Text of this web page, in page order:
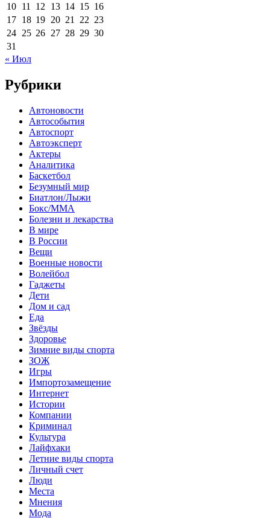
10 11 12 13 14 15 16
17 18 19 20 21 22 23
24 25 26 27 28 29 30
31
« Июл
Рубрики
Автоновости
Автособытия
Автоспорт
Автоэксперт
Актеры
Аналитика
Баскетбол
Безумный мир
Биатлон/Лыжи
Бокс/MMA
Болезни и лекарства
В мире
В России
Вещи
Военные новости
Волейбол
Гаджеты
Дети
Дом и сад
Еда
Звёзды
Здоровье
Зимние виды спорта
ЗОЖ
Игры
Импортозамещение
Интернет
Истории
Компании
Криминал
Культура
Лайфхаки
Летние виды спорта
Личный счет
Люди
Места
Мнения
Мода